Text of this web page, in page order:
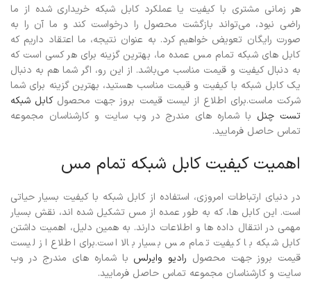
هر زمانی مشتری با کیفیت یا عملکرد کابل شبکه خریداری شده از ما
راضی نبود، می‌تواند بازگشت محصول را درخواست کند و ما آن را به
صورت رایگان تعویض خواهیم کرد. به عنوان نتیجه، ما اعتقاد داریم که
کابل های شبکه تمام مس عمده ما، بهترین گزینه برای هر کسی است که
به دنبال کیفیت و قیمت مناسب می‌باشد. از این رو، اگر شما هم به دنبال
یک کابل شبکه با کیفیت و قیمت مناسب هستید، بهترین گزینه برای شما
شرکت ماست.برای اطلاع از لیست قیمت بروز جهت محصول کابل شبکه
تست چنل با شماره های مندرج در وب سایت و کارشناسان مجموعه
تماس حاصل فرمایید.
اهمیت کیفیت کابل شبکه تمام مس
در دنیای ارتباطات امروزی، استفاده از کابل شبکه با کیفیت بسیار حیاتی
است. این کابل ها، که به طور عمده از مس تشکیل شده اند، نقش بسیار
مهمی در انتقال داده ها و اطلاعات دارند. به همین دلیل، اهمیت داشتن
کابل شبکه با کیفیت تمام مس بسیار بالا است.برای اطلاع از لیست
قیمت بروز جهت محصول رادیو وایرلس با شماره های مندرج در وب
سایت و کارشناسان مجموعه تماس حاصل فرمایید.